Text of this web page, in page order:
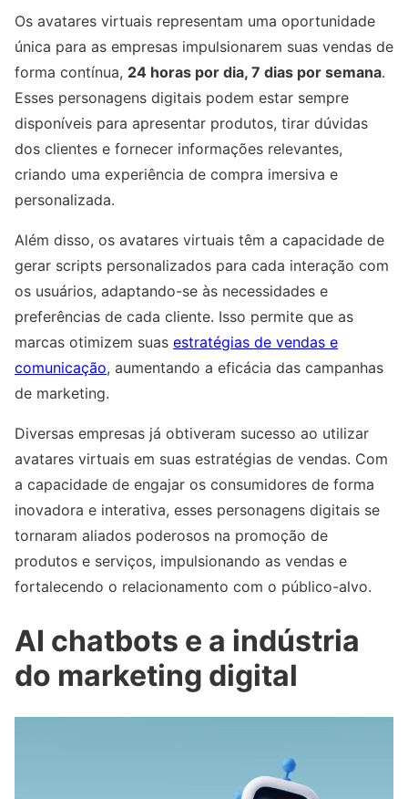
Os avatares virtuais representam uma oportunidade
única para as empresas impulsionarem suas vendas de
forma contínua, 24 horas por dia, 7 dias por semana.
Esses personagens digitais podem estar sempre
disponíveis para apresentar produtos, tirar dúvidas
dos clientes e fornecer informações relevantes,
criando uma experiência de compra imersiva e
personalizada.
Além disso, os avatares virtuais têm a capacidade de
gerar scripts personalizados para cada interação com
os usuários, adaptando-se às necessidades e
preferências de cada cliente. Isso permite que as
marcas otimizem suas estratégias de vendas e
comunicação, aumentando a eficácia das campanhas
de marketing.
Diversas empresas já obtiveram sucesso ao utilizar
avatares virtuais em suas estratégias de vendas. Com
a capacidade de engajar os consumidores de forma
inovadora e interativa, esses personagens digitais se
tornaram aliados poderosos na promoção de
produtos e serviços, impulsionando as vendas e
fortalecendo o relacionamento com o público-alvo.
AI chatbots e a indústria
do marketing digital